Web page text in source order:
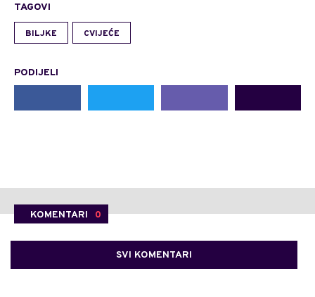
TAGOVI
BILJKE CVIJEĆE
PODIJELI
KOMENTARI 0
SVI KOMENTARI